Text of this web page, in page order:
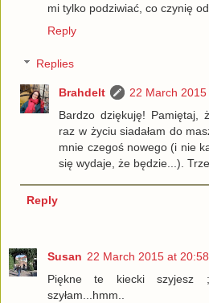
mi tylko podziwiać, co czynię
Reply
Replies
Brahdelt
22 March
Bardzo dziękuję! Pamiętaj,
raz w życiu siadałam do
mnie czegoś nowego (i nie
się wydaje, że będzie...).
Reply
Susan 22 March 2015 at 20:58
Piękne te kiecki
szyłam...hmm..